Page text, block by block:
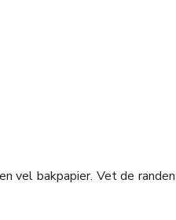
vel bakpapier. Vet de randen